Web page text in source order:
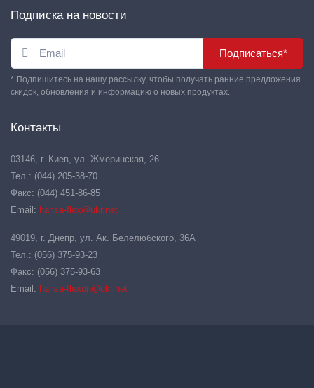
Подписка на новости
Подписаться*
* Подпишитесь на нашу рассылку, чтобы получать ранние предложения
скидок, обновления и информацию о новых продуктах.
Контакты
03146, г. Киев, ул. Жмеринская, 26
Тел.: (044) 205-38-70
Факс: (044) 451-86-85
Email: hansa-flex@ukr.net
49019, г. Днепр, ул. Ак. Белелюбского, 36А
Тел.: (056) 375-93-23
Факс: (056) 375-93-63
Email: hansa-flexdn@ukr.net